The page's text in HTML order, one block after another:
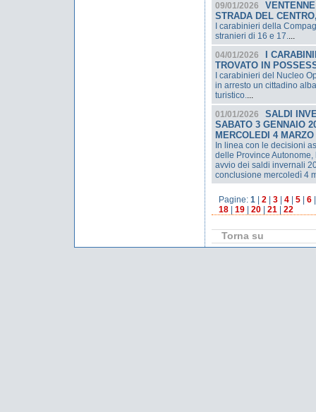
09/01/2026
STRADA DEL
I carabinieri della
stranieri di 16 e 17....
04/01/2026
I
TROVATO IN
I carabinieri del Nucleo
in arresto un cittadino
turistico....
01/01/2026
SALDI
SABATO 3 GENNAIO
MERCOLEDI 4 MARZO
In linea con le decisioni
delle Province
avvio dei saldi invernali
conclusione mercoledì 4
Pagine: 1 2 3 4 5 6
18
19 20 21 22
Torna su